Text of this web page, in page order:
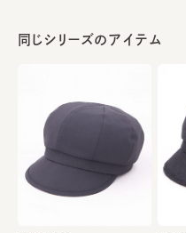
生産国 made in JAPAN
同じシリーズのアイテム